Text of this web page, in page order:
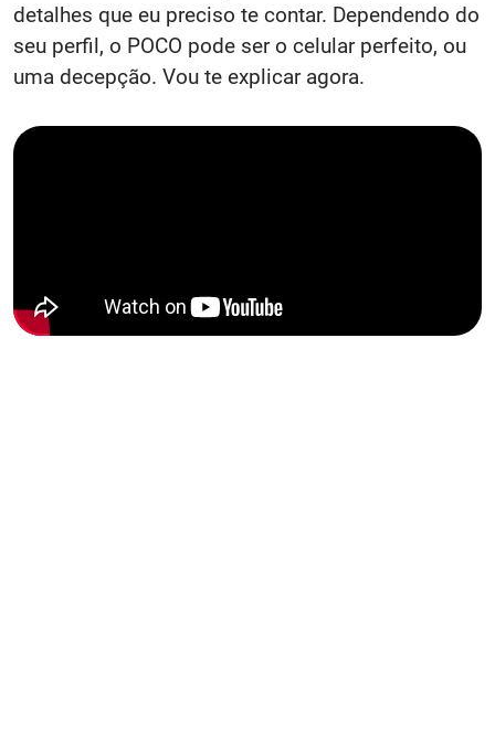
detalhes que eu preciso te contar. Dependendo do
seu perfil, o POCO pode ser o celular perfeito, ou
uma decepção. Vou te explicar agora.